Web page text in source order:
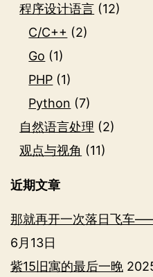
程序设计语言 (12)
C/C++ (2)
Go (1)
PHP (1)
Python (7)
自然语言处理 (2)
观点与视角 (11)
近期文章
那就再开一次落日飞车
6月13日
紫15旧寓的最后一晚